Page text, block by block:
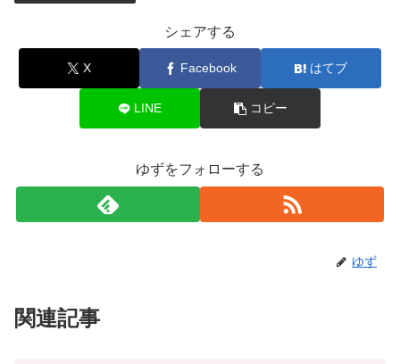
シェアする
X Facebook はてブ
LINE コピー
ゆずをフォローする
ゆず
関連記事